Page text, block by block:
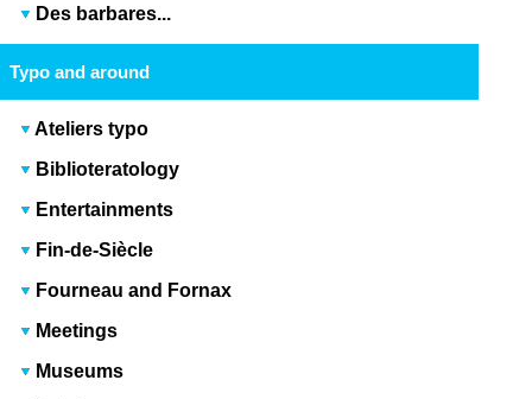
Des barbares...
Typo and around
Ateliers typo
Biblioteratology
Entertainments
Fin-de-Siècle
Fourneau and Fornax
Meetings
Museums